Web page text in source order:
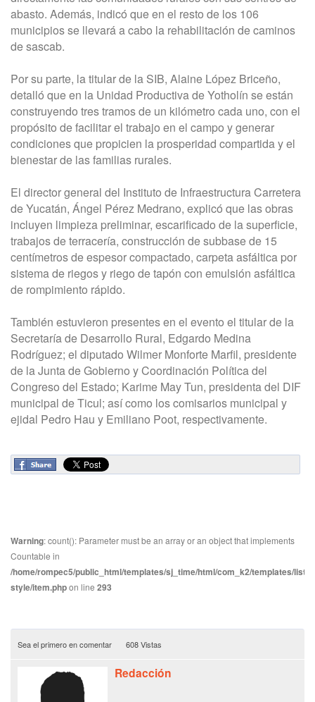
abasto. Además, indicó que en el resto de los 106
municipios se llevará a cabo la rehabilitación de caminos
de sascab.
Por su parte, la titular de la SIB, Alaine López Briceño,
detalló que en la Unidad Productiva de Yotholín se están
construyendo tres tramos de un kilómetro cada uno, con el
propósito de facilitar el trabajo en el campo y generar
condiciones que propicien la prosperidad compartida y el
bienestar de las familias rurales.
El director general del Instituto de Infraestructura Carretera
de Yucatán, Ángel Pérez Medrano, explicó que las obras
incluyen limpieza preliminar, escarificado de la superficie,
trabajos de terracería, construcción de subbase de 15
centímetros de espesor compactado, carpeta asfáltica por
sistema de riegos y riego de tapón con emulsión asfáltica
de rompimiento rápido.
También estuvieron presentes en el evento el titular de la
Secretaría de Desarrollo Rural, Edgardo Medina
Rodríguez; el diputado Wilmer Monforte Marfil, presidente
de la Junta de Gobierno y Coordinación Política del
Congreso del Estado; Karime May Tun, presidenta del DIF
municipal de Ticul; así como los comisarios municipal y
ejidal Pedro Hau y Emiliano Poot, respectivamente.
Warning: count(): Parameter must be an array or an object that implements
Countable in
/home/rompec5/public_html/templates/sj_time/html/com_k2/templates/
style/item.phpon line 293
Sea el primero en comentar 608 Vistas
Redacción